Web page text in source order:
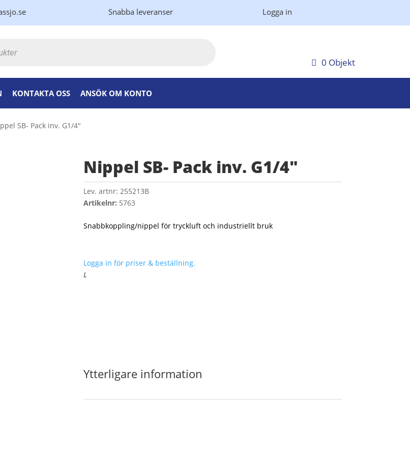
Snabba leveranser Logga in
0 Objekt
KONTAKTA OSS ANSÖK OM KONTO
SB- Pack inv. G1/4″
Nippel SB- Pack inv. G1/4″
Lev. artnr: 255213B
Artikelnr: 5763
Snabbkoppling/nippel för tryckluft och industriellt bruk
Logga in för priser & beställning.
L
Ytterligare information